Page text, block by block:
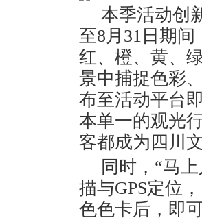
本季活动创
至8月31日期
红、橙、黄、
景中捕捉色彩
布至活动平台
本单一的观光
客都成为四川
同时，“马
描与GPS定位
色色卡后，即